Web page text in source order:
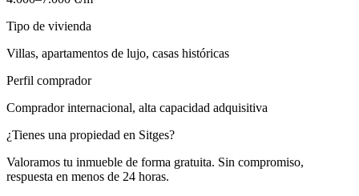
Tipo de vivienda
Villas, apartamentos de lujo, casas históricas
Perfil comprador
Comprador internacional, alta capacidad adquisitiva
¿Tienes una propiedad en Sitges?
Valoramos tu inmueble de forma gratuita. Sin compromiso,
respuesta en menos de 24 horas.